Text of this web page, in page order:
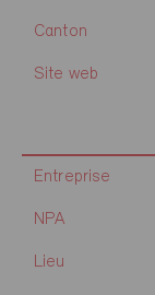
Canton
Site web
Entreprise
NPA
Lieu